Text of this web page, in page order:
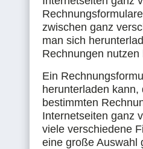
zwischen ganz
man sich
Rechnungen nutzen
Ein
herunterladen
bestimmten
Internetseiten ganz
viele verschiedene
eine große Auswahl